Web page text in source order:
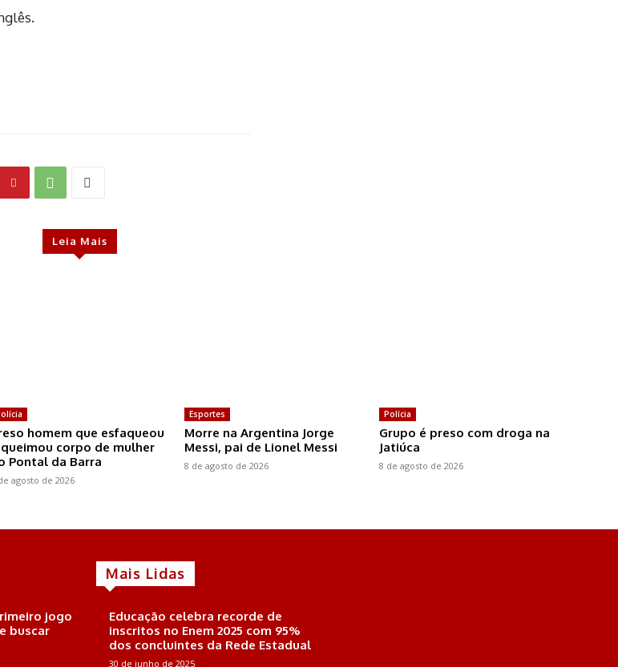
Leia Mais
homem que esfaqueou
corpo de mulher
Pontal da Barra
agosto de 2026
Esportes
Morre na Argentina Jorge
Messi, pai de Lionel Messi
8 de agosto de 2026
Polícia
Grupo é preso com droga na
Jatiúca
8 de agosto de 2026
jogo
buscar
Mais Lidas
Educação celebra recorde de
inscritos no Enem 2025 com 95%
dos concluintes da Rede Estadual
30 de junho de 2025